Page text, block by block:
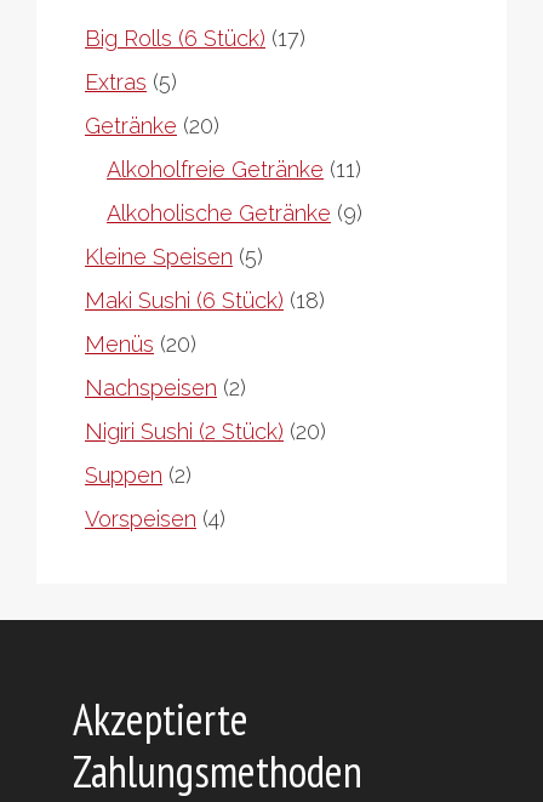
Big Rolls (6 Stück) 1717
Extras 55
Produkte
Getränke 2020
Produkte
Alkoholfreie Getränke 1111
Produkte
Alkoholische Getränke 99
Kleine Speisen 55
Produkte
Maki Sushi (6 Stück) 1818
Menüs 2020
Produkte
Nachspeisen 22
Produkte
Nigiri Sushi (2 Stück) 2020
Suppen 22
Produkte
Vorspeisen 44
Akzeptierte
Zahlungsmethoden